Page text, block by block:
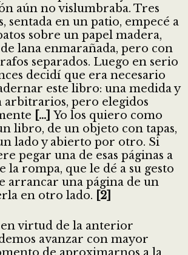
aún no vislumbraba. Tres
sentada en un patio, empecé a
sobre un papel madera,
lana enmarañada, pero con
separados. Luego en serio
decidí que era necesario
este libro: una medida y
arbitrarios, pero elegidos
[…] Yo los quiero como
libro, de un objeto con tapas,
lado y abierto por otro. Si
pegar una de esas páginas a
la rompa, que le dé a su gesto
arrancar una página de un
en otro lado.
[2]
virtud de la anterior
avanzar con mayor